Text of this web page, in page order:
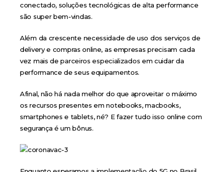
conectado, soluções tecnológicas de alta performance
são super bem-vindas.
Além da crescente necessidade de uso dos serviços de
delivery e compras online, as empresas precisam cada
vez mais deparceiros especializados em cuidar da
performance de seus equipamentos.
Afinal, não há nada melhor do que aproveitar o máximo
os recursos presentes em notebooks, macbooks,
smartphones e tablets, né? E fazer tudo isso online com
segurança é um bônus.